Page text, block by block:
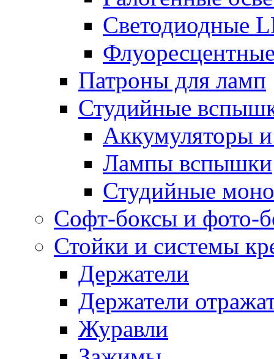
Светодиодные
Патроны для ламп
Студийные
Аккумуляторы
Лампы вспышки
Студийные
Софт-боксы и фото-
Стойки и системы
Держатели
Держатели
Журавли